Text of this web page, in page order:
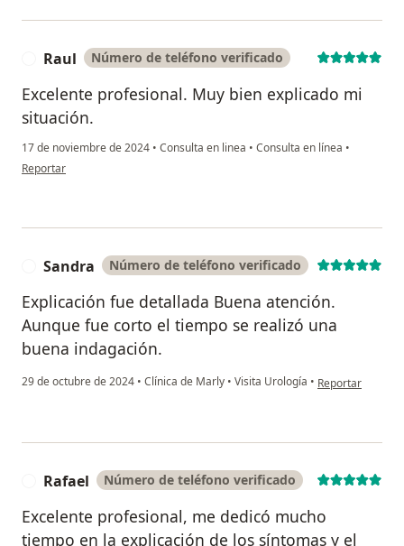
Raul Número de teléfono verificado
Excelente profesional. Muy bien explicado mi
situación.
17 de noviembre de 2024 • Consulta en linea • Consulta en línea •
en opinión del usuario Raul
Reportar
Sandra Número de teléfono verificado
Explicación fue detallada Buena atención.
Aunque fue corto el tiempo se realizó una
buena indagación.
29 de octubre de 2024 • Clínica de Marly • Visita Urología • en opinión del
Reportar
Rafael Número de teléfono verificado
Excelente profesional, me dedicó mucho
tiempo en la explicación de los síntomas y el